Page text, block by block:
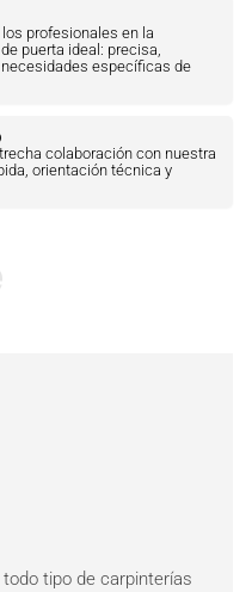
profesionales en la
puerta ideal: precisa,
específicas de
colaboración con nuestra
orientación técnica y
tipo de carpinterías